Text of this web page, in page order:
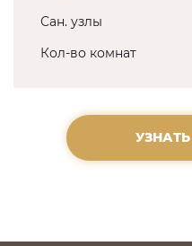
Сан. узлы
Кол-во комнат